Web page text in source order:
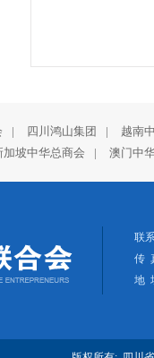
| 四川鸿山集团 |
越南
加坡中华总商会 | 澳门中
联
传
地